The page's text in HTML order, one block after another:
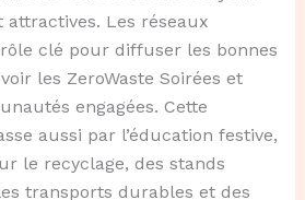
attractives. Les réseaux
clé pour diffuser les bonnes
les ZeroWaste Soirées et
engagées. Cette
aussi par l’éducation festive,
le recyclage, des stands
transports durables et des